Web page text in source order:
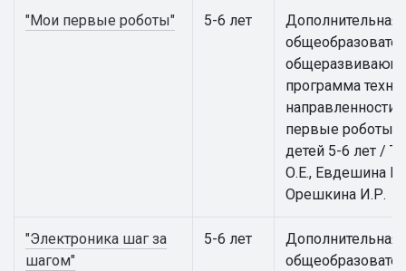
"Мои первые роботы" 5-6 лет
Дополнительная
программа
направленности
первые роботы»
детей 5-6 лет /
О.Е., Евдешина
Орешкина И.Р.
"Электроника шаг за
шагом"
5-6 лет
Дополнительная